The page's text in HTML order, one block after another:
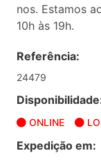
nos. Estamos
10h às 19h.
Referência:
24479
ONLINE
Expedição em: